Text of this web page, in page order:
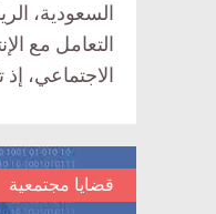
السعودية،
التعامل مع
الاجتماعي، إذ
قضايا مجتمعية